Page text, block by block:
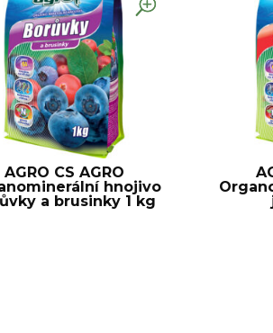
AGRO CS AGRO
hnojivo
a brusinky 1 kg